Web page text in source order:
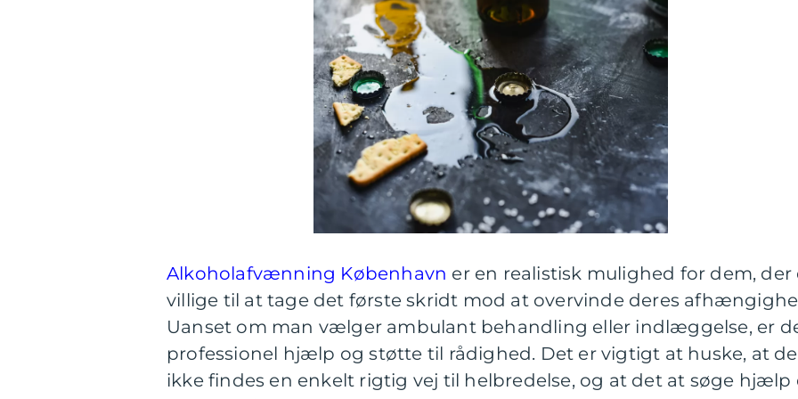
Alkoholafvænning København er en realistisk mulighed for dem, der
villige til at tage det første skridt mod at overvinde deres
Uanset om man vælger ambulant behandling eller indlæggelse, er
professionel hjælp og støtte til rådighed. Det er vigtigt at huske, at
ikke findes en enkelt rigtig vej til helbredelse, og at det at søge hjælp